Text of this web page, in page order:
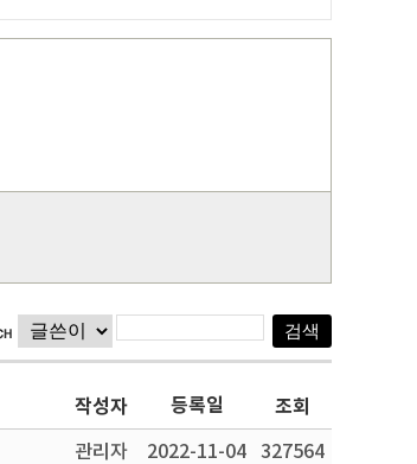
작성자 등록일 조회
관리자 2022-11-04 327564